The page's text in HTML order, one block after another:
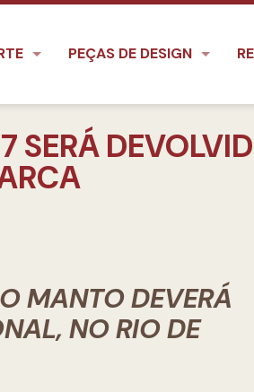
PEÇAS DE DESIGN
SERÁ
MANTO DEVERÁ
NO RIO DE